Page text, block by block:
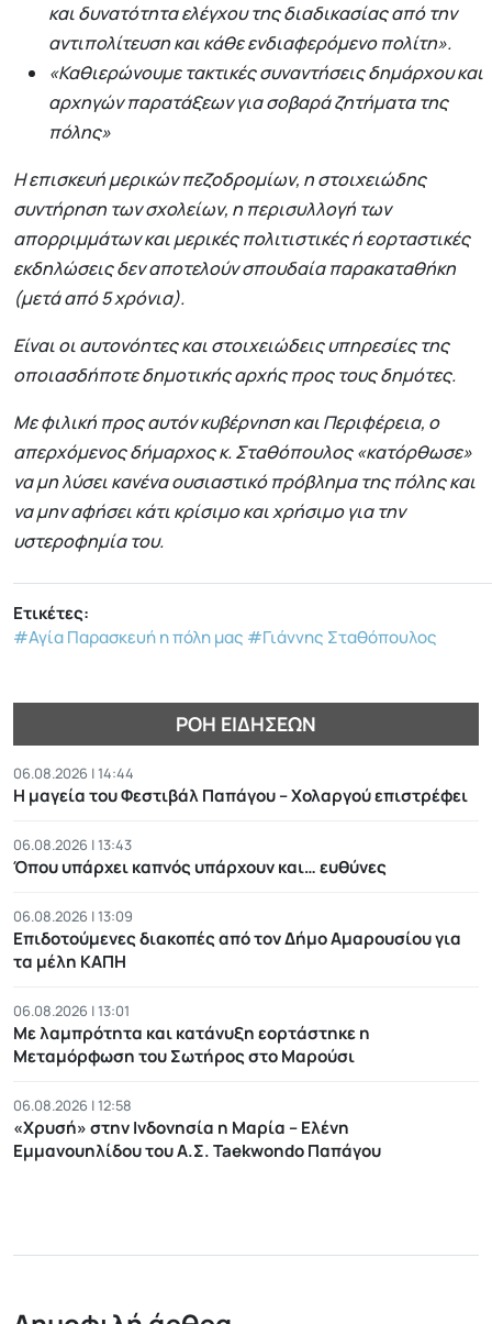
και δυνατότητα ελέγχου της διαδικασίας από την
αντιπολίτευση και κάθε ενδιαφερόμενο πολίτη».
«Καθιερώνουμε τακτικές συναντήσεις δημάρχου και
αρχηγών παρατάξεων για σοβαρά ζητήματα της
πόλης»
Η επισκευή μερικών πεζοδρομίων, η στοιχειώδης
συντήρηση των σχολείων, η περισυλλογή των
απορριμμάτων και μερικές πολιτιστικές ή εορταστικές
εκδηλώσεις δεν αποτελούν σπουδαία παρακαταθήκη
(μετά από 5 χρόνια).
Είναι οι αυτονόητες και στοιχειώδεις υπηρεσίες της
οποιασδήποτε δημοτικής αρχής προς τους δημότες.
Με φιλική προς αυτόν κυβέρνηση και Περιφέρεια, ο
απερχόμενος δήμαρχος κ. Σταθόπουλος «κατόρθωσε»
να μη λύσει κανένα ουσιαστικό πρόβλημα της πόλης και
να μην αφήσει κάτι κρίσιμο και χρήσιμο για την
υστεροφημία του.
Ετικέτες:
#Αγία Παρασκευή η πόλη μας #Γιάννης Σταθόπουλος
ΡΟΉ ΕΙΔΉΣΕΩΝ
06.08.2026 | 14:44
Η μαγεία του Φεστιβάλ Παπάγου – Χολαργού επιστρέφει
06.08.2026 | 13:43
Όπου υπάρχει καπνός υπάρχουν και… ευθύνες
06.08.2026 | 13:09
Επιδοτούμενες διακοπές από τον Δήμο Αμαρουσίου για
τα μέλη ΚΑΠΗ
06.08.2026 | 13:01
Με λαμπρότητα και κατάνυξη εορτάστηκε η
Μεταμόρφωση του Σωτήρος στο Μαρούσι
06.08.2026 | 12:58
«Χρυσή» στην Ινδονησία η Μαρία – Ελένη
Εμμανουηλίδου του Α.Σ. Taekwondo Παπάγου